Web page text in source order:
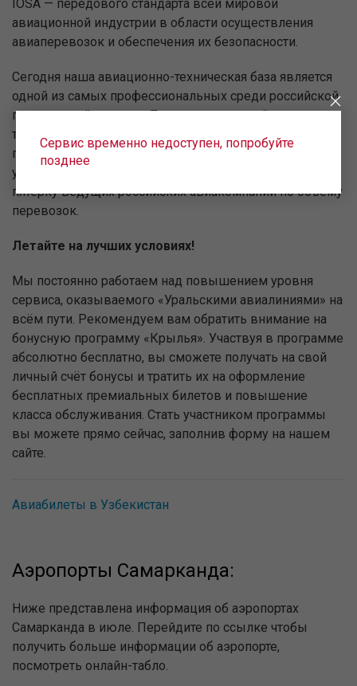
IOSA — передового стандарта всей мировой
авиационной индустрии в области осуществления
авиаперевозок и обеспечения их безопасности.
Сегодня наша авиационно-техническая база является
одной из самых профессиональных среди российской
гражданской авиации. Благодаря высокой
технической оснащённости авиапарка,
профессионализму лётной команды и высокому
уровню сервиса «Уральские авиалинии» входят в
пятёрку ведущих российских авиакомпаний по объёму
перевозок.
Летайте на лучших условиях!
Мы постоянно работаем над повышением уровня
сервиса, оказываемого «Уральскими авиалиниями» на
всём пути. Рекомендуем вам обратить внимание на
бонусную программу «Крылья». Участвуя в программе
абсолютно бесплатно, вы сможете получать на свой
личный счёт бонусы и тратить их на оформление
бесплатных премиальных билетов и повышение
класса обслуживания. Стать участником программы
вы можете прямо сейчас, заполнив форму на нашем
сайте.
Авиабилеты в Узбекистан
Аэропорты Самарканда:
Ниже представлена информация об аэропортах
Самарканда в июле. Перейдите по ссылке чтобы
получить больше информации об аэропорте,
посмотреть онлайн-табло.
Сервис временно недоступен, попробуйте
позднее